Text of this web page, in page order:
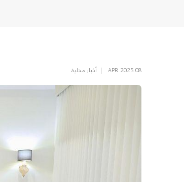
APR 2025 08
| أخبار محلية